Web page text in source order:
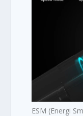
ESM (Energi